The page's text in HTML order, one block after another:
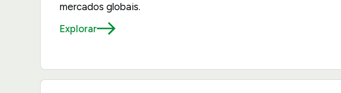
mercados globais.
Explorar